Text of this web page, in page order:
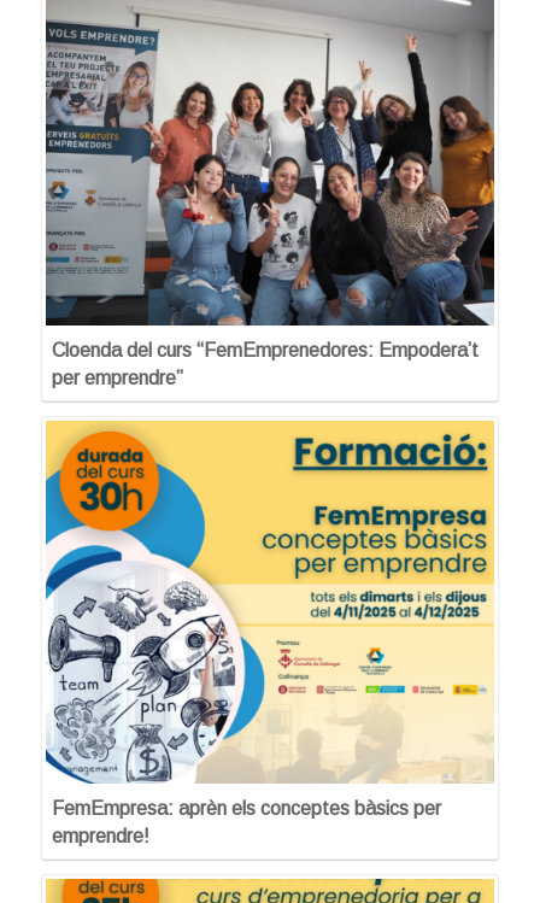
Cloenda del curs “FemEmprenedores: Empodera’t
per emprendre”
FemEmpresa: aprèn els conceptes bàsics per
emprendre!